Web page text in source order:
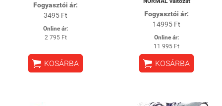
Fogyasztói ár:
3495 Ft
Online ár:
2 795 Ft
 KOSÁRBA
Fogyasztói ár:
14995 Ft
Online ár:
11 995 Ft
 KOSÁRBA